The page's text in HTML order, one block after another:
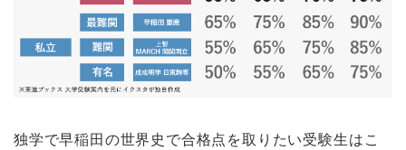
独学で早稲田の世界史で合格点を取りたい受験生はこ